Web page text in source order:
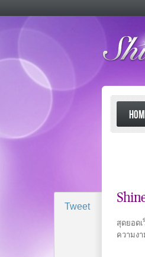
Tweet
สุดยอด
ความง